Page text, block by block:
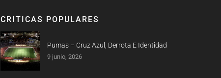
CRITICAS POPULARES
Pumas – Cruz Azul, Derrota E Identidad
9 junio, 2026